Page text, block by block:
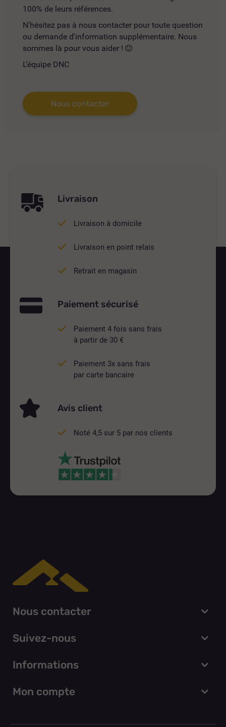
100% de leurs références.
N'hésitez pas à nous contacter pour toute question
ou demande d'information supplémentaire. Nous
sommes là pour vous aider !
L’équipe DNC
Nous contacter
Livraison
Livraison à domicile
Livraison en point relais
Retrait en magasin
Paiement sécurisé
Paiement 4 fois sans frais
à partir de 30 €
Paiement 3x sans frais
par carte bancaire
Avis client
Noté 4,5 sur 5 par nos clients
Nous contacter
Suivez-nous
Informations
Mon compte